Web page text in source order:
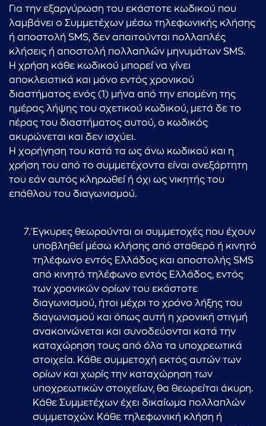
Για την εξαργύρωση του εκάστοτε κωδικού που
λαμβάνει ο Συμμετέχων μέσω τηλεφωνικής κλήσης
ή αποστολή SMS, δεν απαιτούνται πολλαπλές
κλήσεις ή αποστολή πολλαπλών μηνυμάτων SMS.
Η χρήση κάθε κωδικού μπορεί να γίνει
αποκλειστικά και μόνο εντός χρονικού
διαστήματος ενός (1) μήνα από την επομένη της
ημέρας λήψης του σχετικού κωδικού, μετά δε το
πέρας του διαστήματος αυτού, ο κωδικός
ακυρώνεται και δεν ισχύει.
Η χορήγηση του κατά τα ως άνω κωδικού και η
χρήση του από το συμμετέχοντα είναι ανεξάρτητη
του εάν αυτός κληρωθεί ή όχι ως νικητής του
επάθλου του διαγωνισμού.
Έγκυρες θεωρούνται οι συμμετοχές που έχουν
υποβληθεί μέσω κλήσης από σταθερό ή κινητό
τηλέφωνο εντός Ελλάδος και αποστολής SMS
από κινητό τηλέφωνο εντός Ελλάδος, εντός
των χρονικών ορίων του εκάστοτε
διαγωνισμού, ήτοι μέχρι το χρόνο λήξης του
διαγωνισμού και όπως αυτή η χρονική στιγμή
ανακοινώνεται και συνοδεύονται κατά την
καταχώρηση τους από όλα τα υποχρεωτικά
στοιχεία. Κάθε συμμετοχή εκτός αυτών των
ορίων και χωρίς την καταχώρηση των
υποχρεωτικών στοιχείων, θα θεωρείται άκυρη.
Κάθε Συμμετέχων έχει δικαίωμα πολλαπλών
συμμετοχών. Κάθε τηλεφωνική κλήση ή